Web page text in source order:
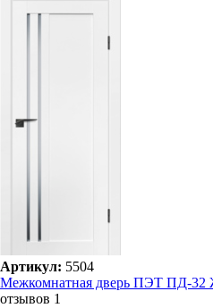
Артикул: 5504
Межкомнатная дверь ПЭТ ПД-32
отзывов 1